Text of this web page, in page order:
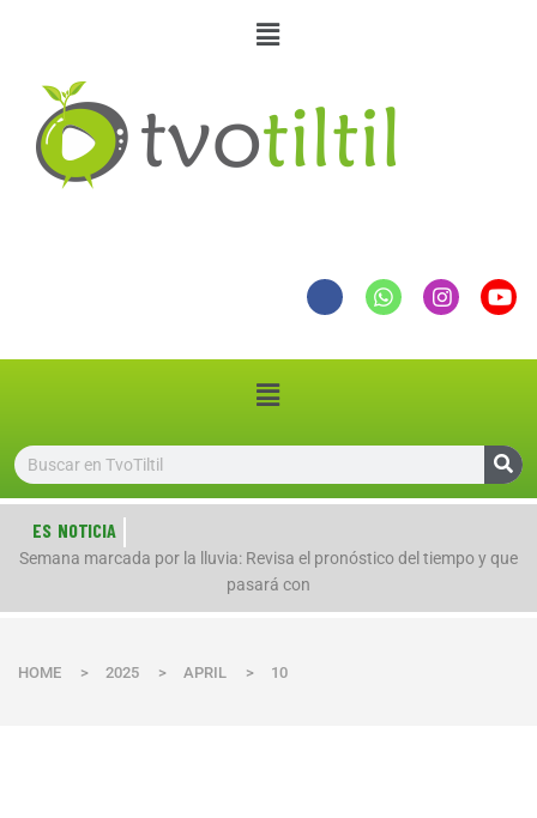
ES NOTICIA
Semana marcada por la lluvia: Revisa el pronóstico del tiempo y que
pasará con
HOME > 2025 > APRIL > 10